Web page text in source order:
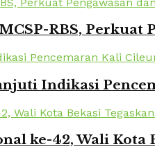
RBS, Perkuat
Indikasi
ke-42, Wali Kota